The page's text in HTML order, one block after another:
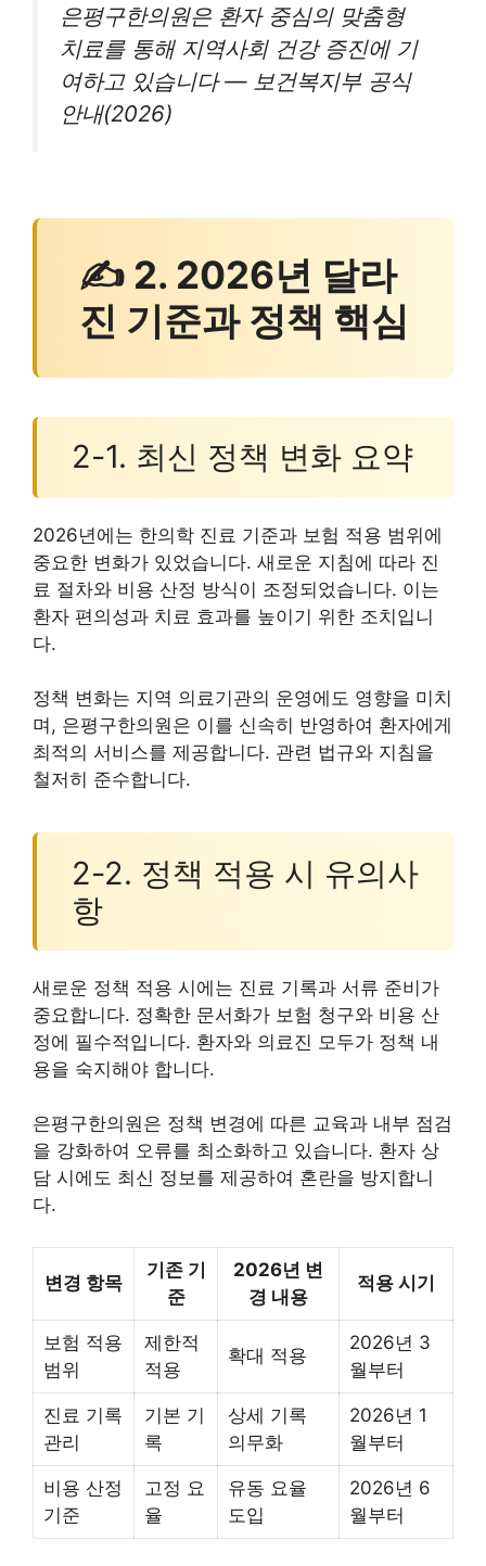
은평구한의원은 환자 중심의 맞춤형
치료를 통해 지역사회 건강 증진에 기
여하고 있습니다 — 보건복지부 공식
안내(2026)
✍ 2. 2026년 달라
진 기준과 정책 핵심
2-1. 최신 정책 변화 요약
2026년에는 한의학 진료 기준과 보험 적용 범위에
중요한 변화가 있었습니다. 새로운 지침에 따라 진
료 절차와 비용 산정 방식이 조정되었습니다. 이는
환자 편의성과 치료 효과를 높이기 위한 조치입니
다.
정책 변화는 지역 의료기관의 운영에도 영향을 미치
며, 은평구한의원은 이를 신속히 반영하여 환자에게
최적의 서비스를 제공합니다. 관련 법규와 지침을
철저히 준수합니다.
2-2. 정책 적용 시 유의사
항
새로운 정책 적용 시에는 진료 기록과 서류 준비가
중요합니다. 정확한 문서화가 보험 청구와 비용 산
정에 필수적입니다. 환자와 의료진 모두가 정책 내
용을 숙지해야 합니다.
은평구한의원은 정책 변경에 따른 교육과 내부 점검
을 강화하여 오류를 최소화하고 있습니다. 환자 상
담 시에도 최신 정보를 제공하여 혼란을 방지합니
다.
변경 항목
기존 기
준
2026년 변
경 내용
적용 시기
보험 적용
범위
제한적
적용
확대 적용
2026년 3
월부터
진료 기록
관리
기본 기
록
상세 기록
의무화
2026년 1
월부터
비용 산정
기준
고정 요
율
유동 요율
도입
2026년 6
월부터